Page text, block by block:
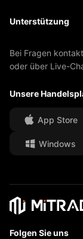
Insights
Über Mitrade
Unsere
Medienzentrum
Karrierechancen
Rechtsdokumente
Unterstützung
Hilfe-Center
Häufig gestellte
Bei Fragen
oder über Live-
Unsere
App Store
Windows
Folgen Sie uns